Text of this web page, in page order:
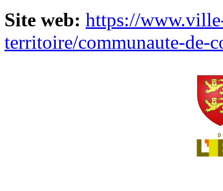
Site web: https://
territoire/communaute-de-